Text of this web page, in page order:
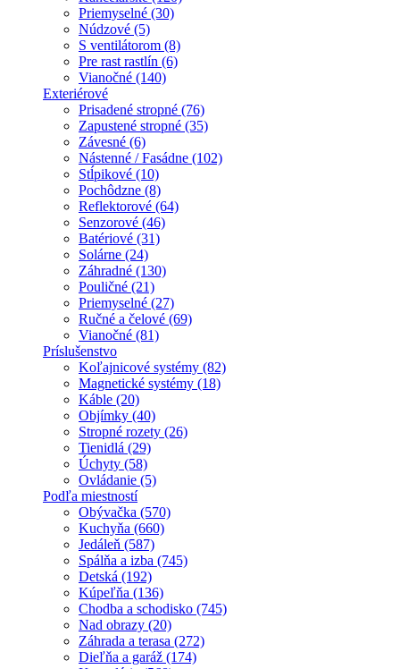
Priemyselné (30)
Núdzové (5)
S ventilátorom (8)
Pre rast rastlín (6)
Vianočné (140)
Exteriérové
Prisadené stropné (76)
Zapustené stropné (35)
Závesné (6)
Nástenné / Fasádne (102)
Stĺpikové (10)
Pochôdzne (8)
Reflektorové (64)
Senzorové (46)
Batériové (31)
Solárne (24)
Záhradné (130)
Pouličné (21)
Priemyselné (27)
Ručné a čelové (69)
Vianočné (81)
Príslušenstvo
Koľajnicové systémy (82)
Magnetické systémy (18)
Káble (20)
Objímky (40)
Stropné rozety (26)
Tienidlá (29)
Úchyty (58)
Ovládanie (5)
Podľa miestností
Obývačka (570)
Kuchyňa (660)
Jedáleň (587)
Spálňa a izba (745)
Detská (192)
Kúpeľňa (136)
Chodba a schodisko (745)
Nad obrazy (20)
Záhrada a terasa (272)
Dieľňa a garáž (174)